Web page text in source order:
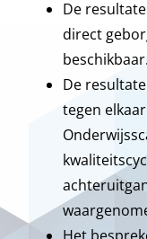
De
direct
beschikbaar.
De
tegen
Het